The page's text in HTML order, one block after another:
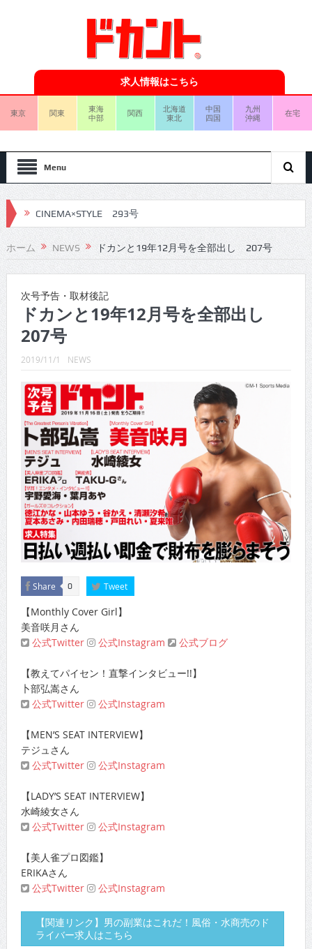
求人情報はこちら
東京 関東
東海
中部
関西
北海道
東北
中国
四国
九州
沖縄
在宅
Menu
CINEMA×STYLE 293号
CINEMA×STYLE 292号
CINEMA×STYLE 291号
CINEMA×STYLE 290号
CINEMA×STYLE 289号
CINEMA×STYLE 288号
CINEMA×STYLE 286号
CINEMA×STYLE 285号
CINEMA×STYLE 294号
ホーム NEWS ドカンと19年12月号を全部出し 207号
次号予告・取材後記
ドカンと19年12月号を全部出し
207号
2019/11/1 NEWS
Share 0 Tweet
【Monthly Cover Girl】
美音咲月さん
公式Twitter
公式Instagram 公式ブログ
【教えてパイセン！直撃インタビュー!!】
卜部弘嵩さん
公式Twitter
公式Instagram
【MEN’S SEAT INTERVIEW】
テジュさん
公式Twitter
公式Instagram
【LADY’S SEAT INTERVIEW】
水崎綾女さん
公式Twitter
公式Instagram
【美人雀プロ図鑑】
ERIKAさん
公式Twitter
公式Instagram
【関連リンク】男の副業はこれだ！風俗・水商売のド
ライバー求人はこちら